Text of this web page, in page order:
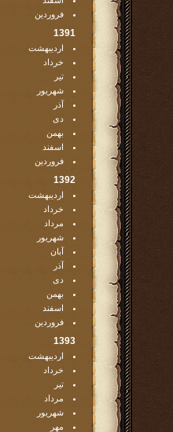
فروردین
1391
اردیبهشت
خرداد
تیر
شهریور
آذر
دی
بهمن
اسفند
فروردین
1392
اردیبهشت
خرداد
مرداد
شهریور
آبان
آذر
دی
بهمن
اسفند
فروردین
1393
اردیبهشت
خرداد
تیر
مرداد
شهریور
مهر